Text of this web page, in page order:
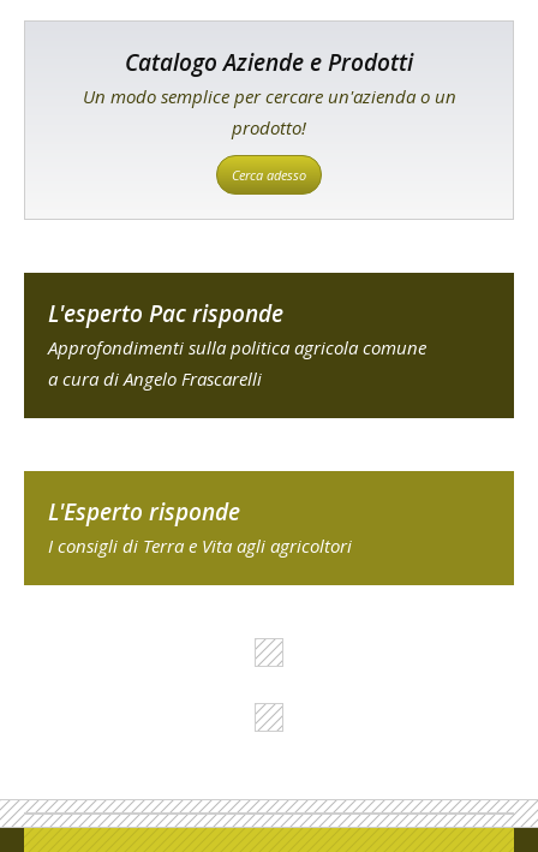
Catalogo Aziende e Prodotti
Un modo semplice per cercare un'azienda o un
prodotto!
Cerca adesso
L'esperto Pac risponde
Approfondimenti sulla politica agricola comune
a cura di Angelo Frascarelli
L'Esperto risponde
I consigli di Terra e Vita agli agricoltori